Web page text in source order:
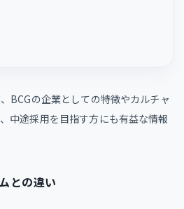
BCGの企業としての特徴やカルチャ
中途採用を目指す方にも有益な情報
との違い